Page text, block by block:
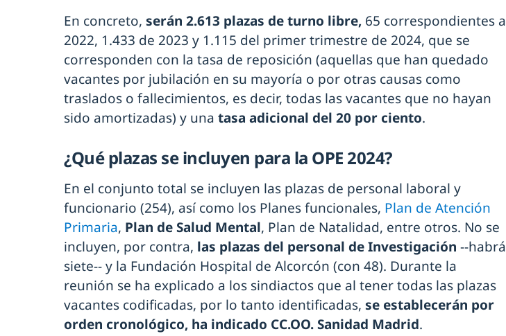
En concreto, serán 2.613 plazas de turno libre, 65 correspondientes a
2022, 1.433 de 2023 y 1.115 del primer trimestre de 2024, que se
corresponden con la tasa de reposición (aquellas que han quedado
vacantes por jubilación en su mayoría o por otras causas como
traslados o fallecimientos, es decir, todas las vacantes que no hayan
sido amortizadas) y una tasa adicional del 20 por ciento.
¿Qué plazas se incluyen para la OPE 2024?
En el conjunto total se incluyen las plazas de personal laboral y
funcionario (254), así como los Planes funcionales, Plan de Atención
Primaria, Plan de Salud Mental, Plan de Natalidad, entre otros. No se
incluyen, por contra, las plazas del personal de Investigación --habrá
siete-- y la Fundación Hospital de Alcorcón (con 48). Durante la
reunión se ha explicado a los sindiactos que al tener todas las plazas
vacantes codificadas, por lo tanto identificadas, se establecerán por
orden cronológico, ha indicado CC.OO. Sanidad Madrid.